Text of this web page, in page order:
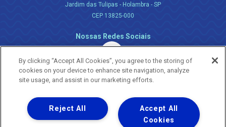
Jardim das Tulipas - Holambra - SP
CEP 13825-000
Nossas Redes Sociais
Uma empresa
Copyright ® 2026 - Todos os Direitos Reservados.
By clicking “Accept All Cookies”, you agree to the storing of
cookies on your device to enhance site navigation, analyze
site usage, and assist in our marketing efforts.
Accept All
Cookies
Reject All